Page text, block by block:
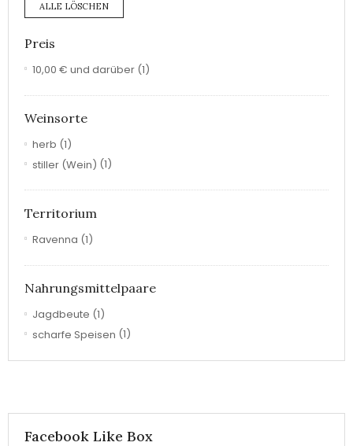
ALLE LÖSCHEN
Preis
10,00 € und darüber (1)
Weinsorte
herb (1)
stiller (Wein) (1)
Territorium
Ravenna (1)
Nahrungsmittelpaare
Jagdbeute (1)
scharfe Speisen (1)
Facebook Like Box